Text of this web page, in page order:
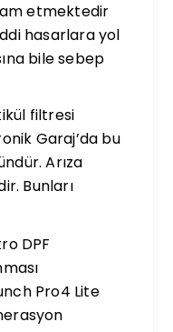
etmektedir
hasarlara yol
bile sebep
filtresi
Garaj’da bu
Arıza
Bunları
DPF
Pro4 Lite